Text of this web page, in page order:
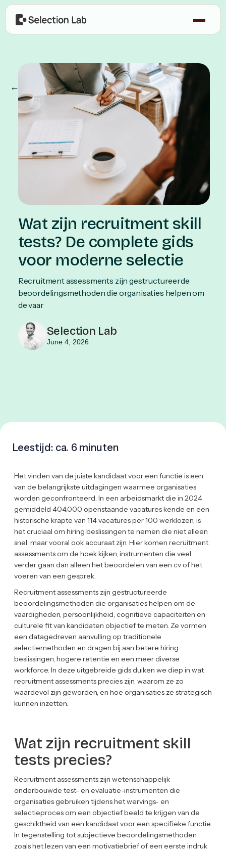
← Blog
Wat zijn recruitment skill
tests? De complete gids
voor moderne selectie
Recruitment assessments zijn gestructureerde
beoordelingsmethoden die organisaties helpen om
de vaar
Selection Lab
June 4, 2026
Leestijd: ca. 6 minuten
Het vinden van de juiste kandidaat voor een functie is een
van de belangrijkste uitdagingen waarmee organisaties
worden geconfronteerd. In een arbeidsmarkt die in 2024
gemiddeld 404.000 openstaande vacatures kende en een
historische krapte van 114 vacatures per 100 werklozen, is
het cruciaal om hiring beslissingen te nemen die niet alleen
snel, maar vooral ook accuraat zijn. Hier komen recruitment
assessments om de hoek kijken, instrumenten die veel
verder gaan dan alleen het beoordelen van een cv of het
voeren van een gesprek.
Recruitment assessments zijn gestructureerde
beoordelingsmethoden die organisaties helpen om de
vaardigheden, persoonlijkheid, cognitieve capaciteiten en
culturele fit van kandidaten objectief te meten. Ze vormen
een datagedreven aanvulling op traditionele
selectiemethoden en dragen bij aan betere hiring
beslissingen, hogere retentie en een meer diverse
workforce. In deze uitgebreide gids duiken we diep in wat
recruitment assessments precies zijn, waarom ze zo
waardevol zijn geworden, en hoe organisaties ze strategisch
kunnen inzetten.
Wat zijn recruitment skill
tests precies?
Recruitment assessments zijn wetenschappelijk
onderbouwde test- en evaluatie-instrumenten die
organisaties gebruiken tijdens het wervings- en
selectieproces om een objectief beeld te krijgen van de
geschiktheid van een kandidaat voor een specifieke functie.
In tegenstelling tot subjectieve beoordelingsmethoden
zoals het lezen van een motivatiebrief of een eerste indruk